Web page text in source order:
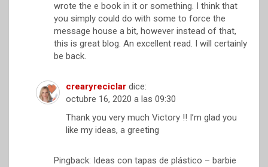
wrote the e book in it or something. I think that
you simply could do with some to force the
message house a bit, however instead of that,
this is great blog. An excellent read. I will certainly
be back.
crearyreciclar dice:
octubre 16, 2020 a las 09:30
Thank you very much Victory !! I’m glad you
like my ideas, a greeting
Pingback: Ideas con tapas de plástico – barbie